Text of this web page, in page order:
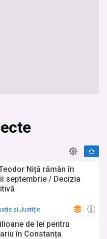
Niță rămân în
septembrie / Decizia
și Justiție
de lei pentru
în Constanța